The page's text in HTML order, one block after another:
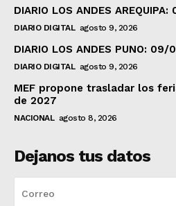
DIARIO LOS ANDES
DIARIO DIGITAL agosto 9, 2026
DIARIO LOS ANDES PUNO: 09/
DIARIO DIGITAL agosto 9, 2026
MEF propone trasladar los
de 2027
NACIONAL agosto 8, 2026
Dejanos tus datos